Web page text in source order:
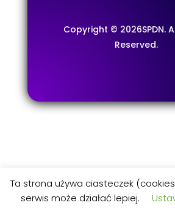
Copyright © 2026SPDN.
Reserved.
Ta strona używa ciasteczek
serwis może działać lepiej.